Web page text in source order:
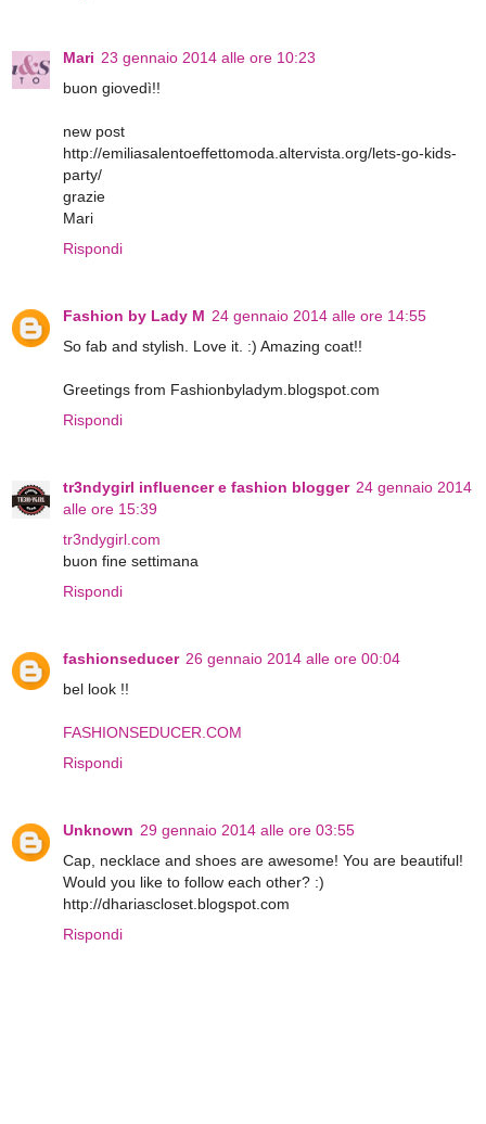
Mari 23 gennaio 2014 alle ore 10:23
buon giovedì!!
new post
http://emiliasalentoeffettomoda.altervista.org/lets-go-kids-
party/
grazie
Mari
Rispondi
Fashion by Lady M 24 gennaio 2014 alle ore 14:55
So fab and stylish. Love it. :) Amazing coat!!
Greetings from Fashionbyladym.blogspot.com
Rispondi
tr3ndygirl influencer e fashion blogger 24 gennaio 2014
alle ore 15:39
tr3ndygirl.com
buon fine settimana
Rispondi
fashionseducer 26 gennaio 2014 alle ore 00:04
bel look !!
FASHIONSEDUCER.COM
Rispondi
Unknown 29 gennaio 2014 alle ore 03:55
Cap, necklace and shoes are awesome! You are beautiful!
Would you like to follow each other? :)
http://dhariascloset.blogspot.com
Rispondi